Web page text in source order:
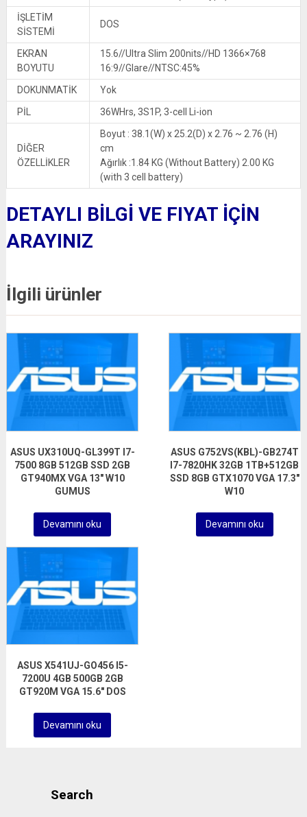
İŞLETİM
SİSTEMİ
DOS
EKRAN
BOYUTU
15.6//Ultra Slim 200nits//HD 1366×768
16:9//Glare//NTSC:45%
DOKUNMATİK
Yok
PİL
36WHrs, 3S1P, 3-cell Li-ion
DİĞER
ÖZELLİKLER
Boyut : 38.1(W) x 25.2(D) x 2.76 ~ 2.76 (H)
cm
Ağırlık :1.84 KG (Without Battery) 2.00 KG
(with 3 cell battery)
DETAYLI BİLGİ VE FIYAT İÇİN
ARAYINIZ
İlgili ürünler
ASUS UX310UQ-GL399T I7-
7500 8GB 512GB SSD 2GB
GT940MX VGA 13″ W10
GUMUS
Devamını oku
ASUS G752VS(KBL)-GB274T
I7-7820HK 32GB 1TB+512GB
SSD 8GB GTX1070 VGA 17.3″
W10
Devamını oku
ASUS X541UJ-GO456 I5-
7200U 4GB 500GB 2GB
GT920M VGA 15.6″ DOS
Devamını oku
Search